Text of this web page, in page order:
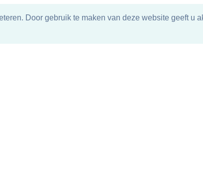
Door gebruik te maken van deze website geeft u